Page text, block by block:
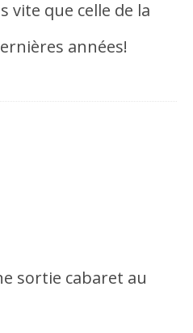
vite que celle de la
années!
sortie cabaret au